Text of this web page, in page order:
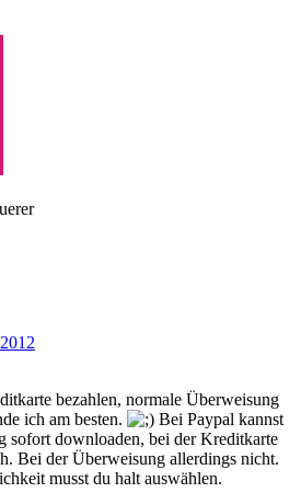
bezahlen, normale Überweisung
ich am besten.
Bei Paypal kannst
sofort downloaden, bei der Kreditkarte
Bei der Überweisung allerdings nicht.
musst du halt auswählen.